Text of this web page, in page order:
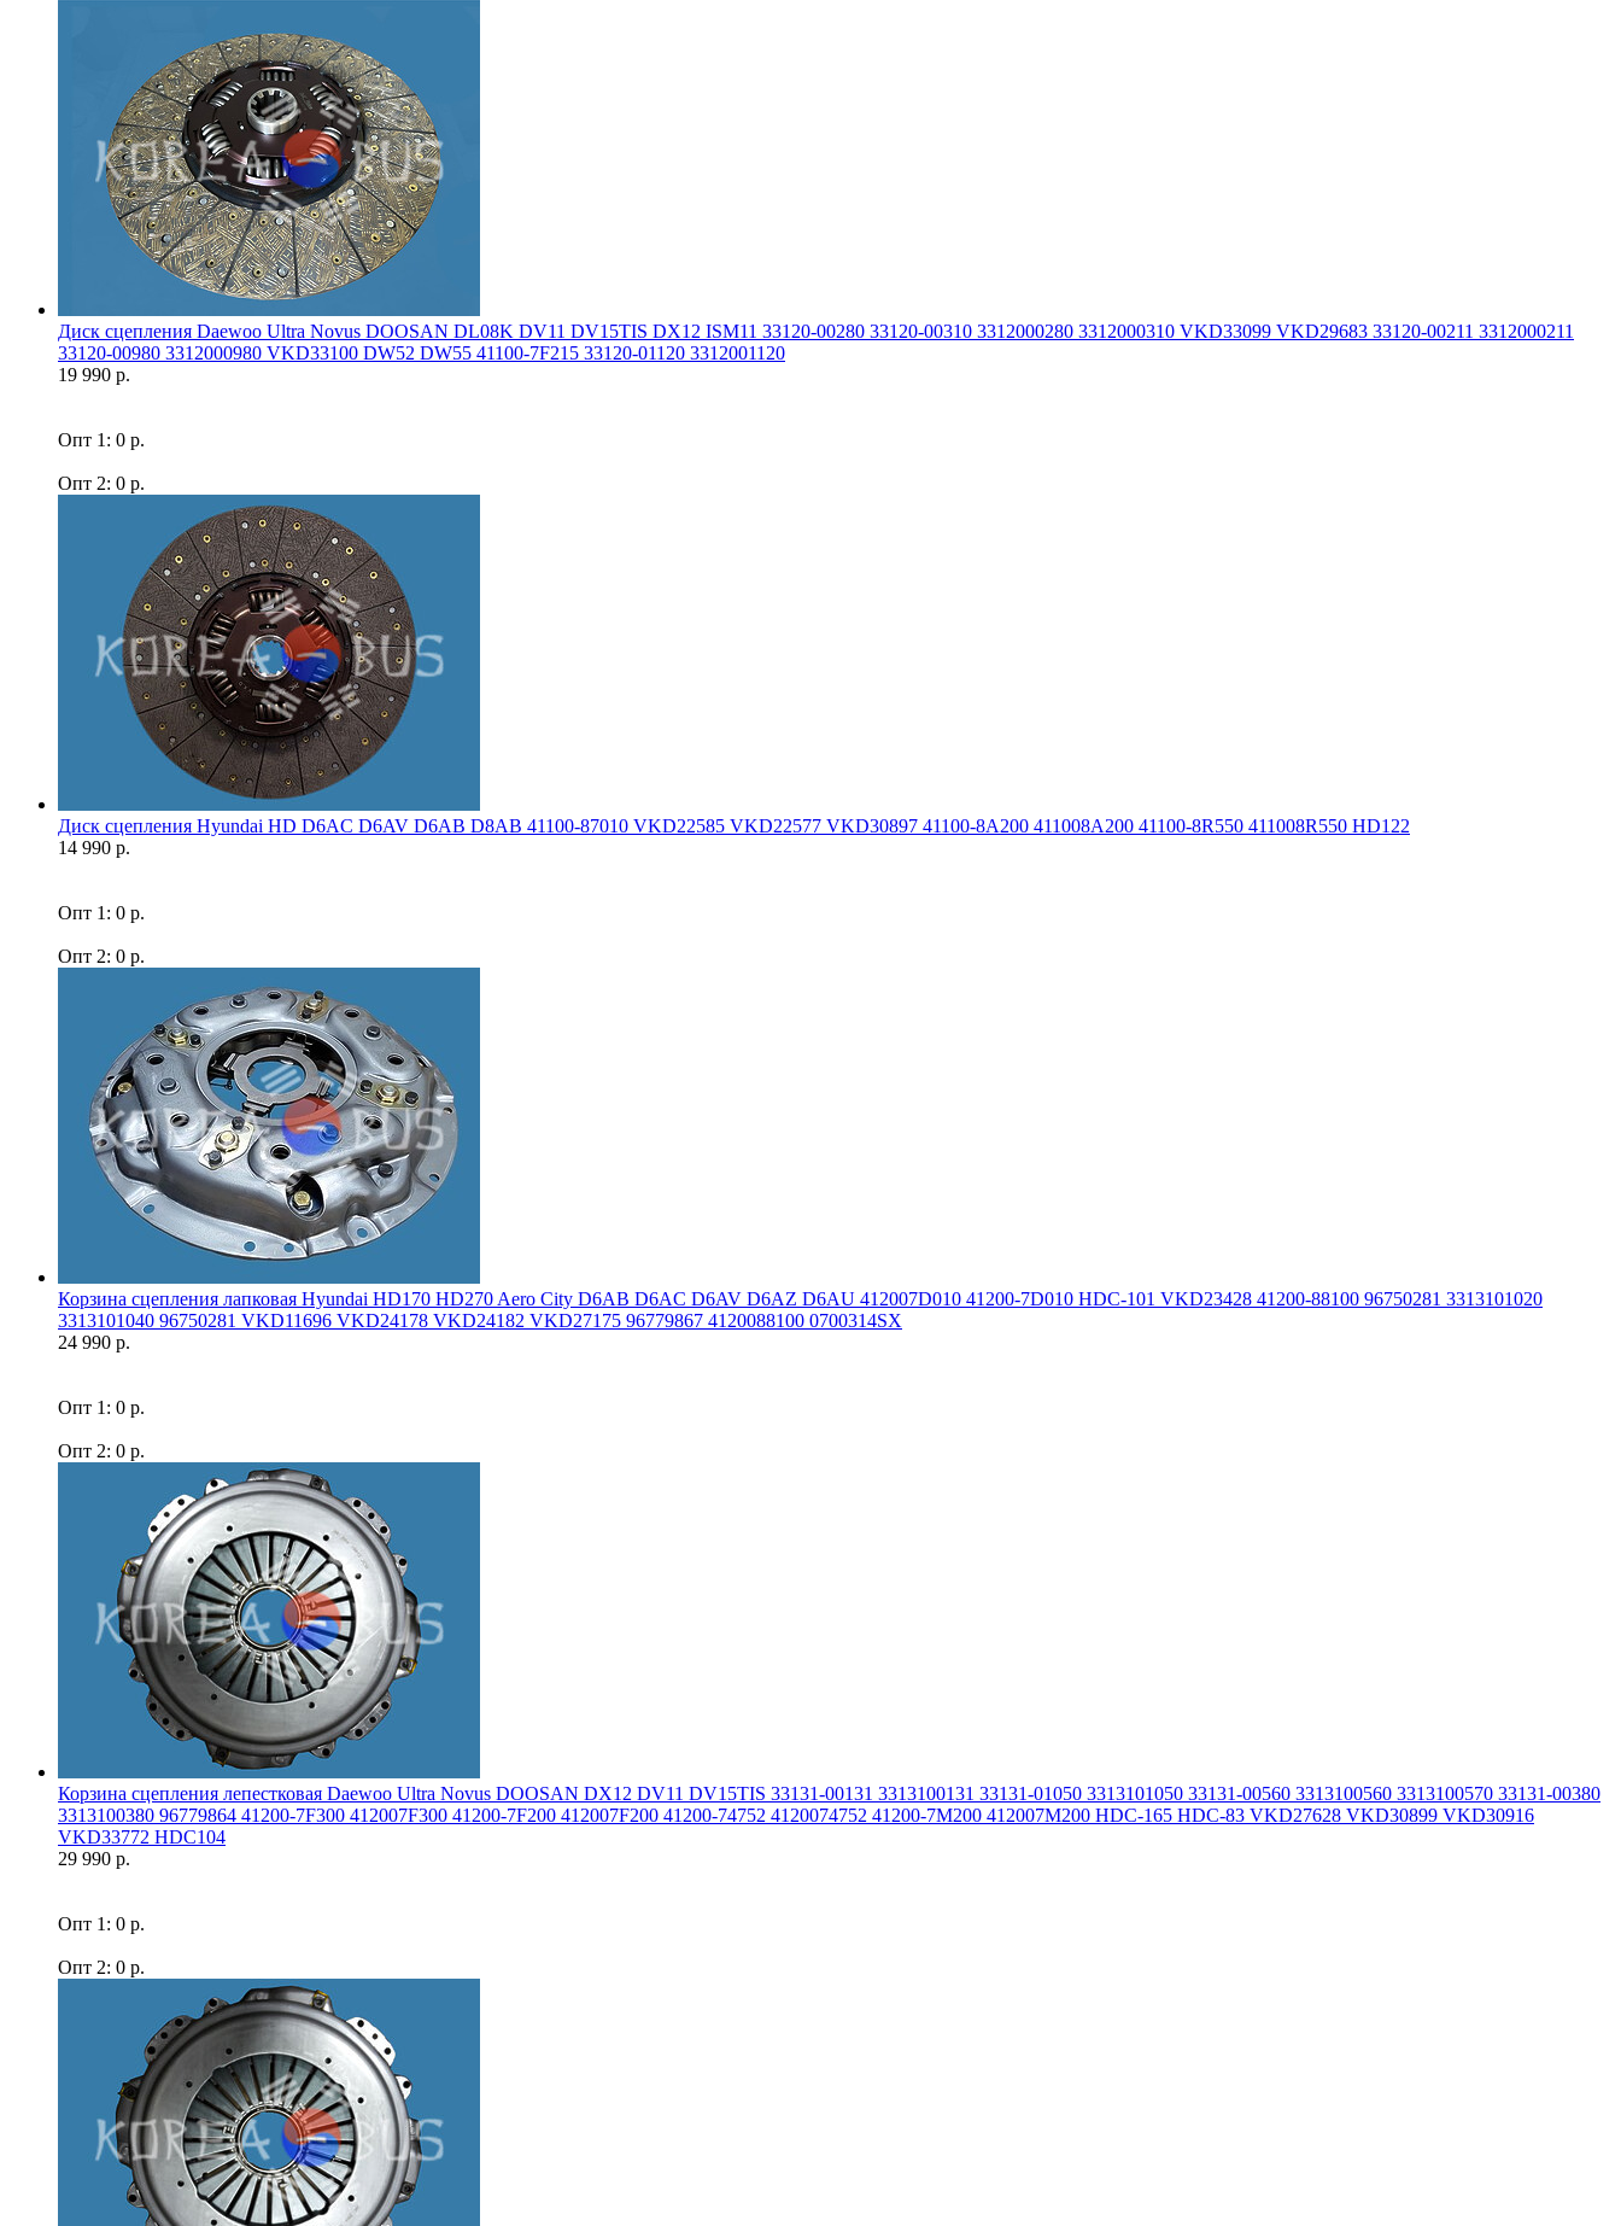
Диск сцепления Daewoo Ultra Novus DOOSAN DL08K DV11 DV15TIS DX12 ISM11 33120-00280 33120-00310 3312000280 3312000310 VKD33099 VKD29683 33120-00211 3312000211
33120-00980 3312000980 VKD33100 DW52 DW55 41100-7F215 33120-01120 3312001120
19 990 р.
Опт 1: 0 р.
Опт 2: 0 р.
Диск сцепления Hyundai HD D6AC D6AV D6AB D8AB 41100-87010 VKD22585 VKD22577 VKD30897 41100-8A200 411008A200 41100-8R550 411008R550 HD122
14 990 р.
Опт 1: 0 р.
Опт 2: 0 р.
Корзина сцепления лапковая Hyundai HD170 HD270 Aero Сity D6AB D6AC D6AV D6AZ D6AU 412007D010 41200-7D010 HDC-101 VKD23428 41200-88100 96750281 3313101020
3313101040 96750281 VKD11696 VKD24178 VKD24182 VKD27175 96779867 4120088100 0700314SX
24 990 р.
Опт 1: 0 р.
Опт 2: 0 р.
Корзина сцепления лепестковая Daewoo Ultra Novus DOOSAN DX12 DV11 DV15TIS 33131-00131 3313100131 33131-01050 3313101050 33131-00560 3313100560 3313100570 33131-00380
3313100380 96779864 41200-7F300 412007F300 41200-7F200 412007F200 41200-74752 4120074752 41200-7M200 412007M200 HDC-165 HDC-83 VKD27628 VKD30899 VKD30916
VKD33772 HDC104
29 990 р.
Опт 1: 0 р.
Опт 2: 0 р.